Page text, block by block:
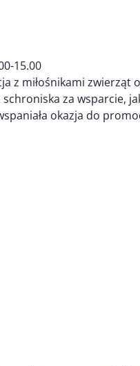
15.00
z miłośnikami
za wsparcie,
okazja do